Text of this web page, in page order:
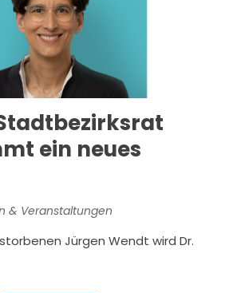
ein neues
& Veranstaltungen
Jürgen Wendt wird Dr.